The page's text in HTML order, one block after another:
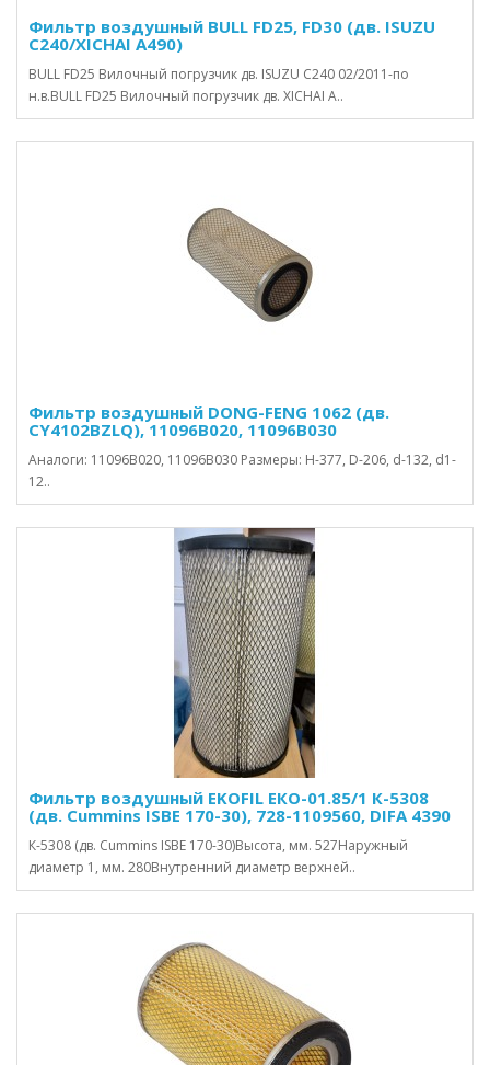
Фильтр воздушный BULL FD25, FD30 (дв. ISUZU
С240/XICHAI A490)
BULL FD25 Вилочный погрузчик дв. ISUZU С240 02/2011-по
н.в.BULL FD25 Вилочный погрузчик дв. XICHAI A..
Фильтр воздушный DONG-FENG 1062 (дв.
CY4102BZLQ), 11096B020, 11096B030
Аналоги: 11096B020, 11096B030 Размеры: H-377, D-206, d-132, d1-
12..
Фильтр воздушный EKOFIL ЕКО-01.85/1 К-5308
(дв. Cummins ISBE 170-30), 728-1109560, DIFA 4390
К-5308 (дв. Cummins ISBE 170-30)Высота, мм. 527Наружный
диаметр 1, мм. 280Внутренний диаметр верхней..